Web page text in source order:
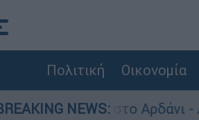
Πολιτική Οικονομία
NEWS:
στο Αρδάνι -